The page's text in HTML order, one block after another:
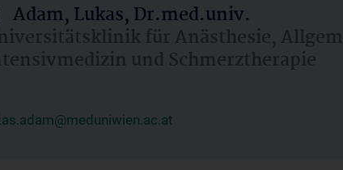
Adam, Lukas, Dr.med.univ.
für Anästhesie,
und Schmerztherapie